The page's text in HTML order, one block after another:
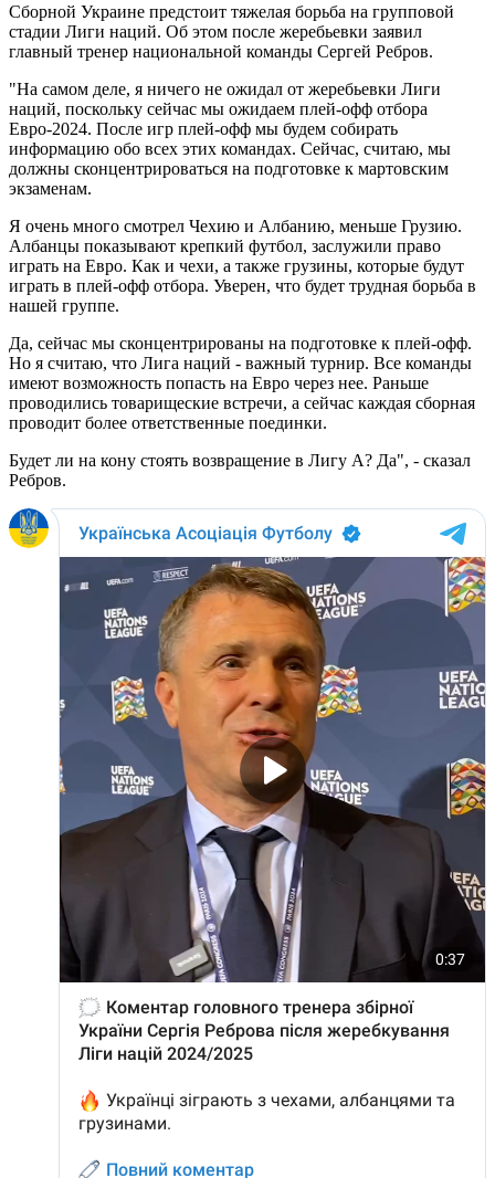
Сборной Украине предстоит тяжелая борьба на групповой
стадии Лиги наций. Об этом после жеребьевки заявил
главный тренер национальной команды Сергей Ребров.
"На самом деле, я ничего не ожидал от жеребьевки Лиги
наций, поскольку сейчас мы ожидаем плей-офф отбора
Евро-2024. После игр плей-офф мы будем собирать
информацию обо всех этих командах. Сейчас, считаю, мы
должны сконцентрироваться на подготовке к мартовским
экзаменам.
Я очень много смотрел Чехию и Албанию, меньше Грузию.
Албанцы показывают крепкий футбол, заслужили право
играть на Евро. Как и чехи, а также грузины, которые будут
играть в плей-офф отбора. Уверен, что будет трудная борьба в
нашей группе.
Да, сейчас мы сконцентрированы на подготовке к плей-офф.
Но я считаю, что Лига наций - важный турнир. Все команды
имеют возможность попасть на Евро через нее. Раньше
проводились товарищеские встречи, а сейчас каждая сборная
проводит более ответственные поединки.
Будет ли на кону стоять возвращение в Лигу А? Да", - сказал
Ребров.